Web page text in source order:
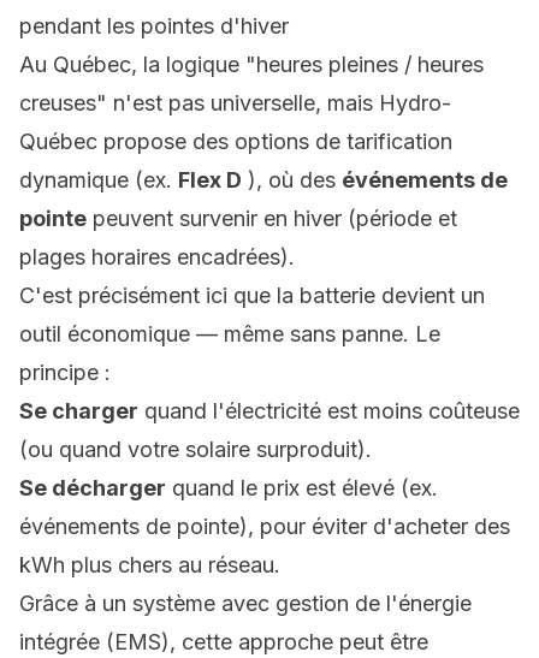
pendant les pointes d'hiver
Au Québec, la logique "heures pleines / heures
creuses" n'est pas universelle, mais Hydro-
Québec propose des options de tarification
dynamique (ex. Flex D ), où des événements de
pointe peuvent survenir en hiver (période et
plages horaires encadrées).
C'est précisément ici que la batterie devient un
outil économique — même sans panne. Le
principe :
Se charger quand l'électricité est moins coûteuse
(ou quand votre solaire surproduit).
Se décharger quand le prix est élevé (ex.
événements de pointe), pour éviter d'acheter des
kWh plus chers au réseau.
Grâce à un système avec gestion de l'énergie
intégrée (EMS), cette approche peut être